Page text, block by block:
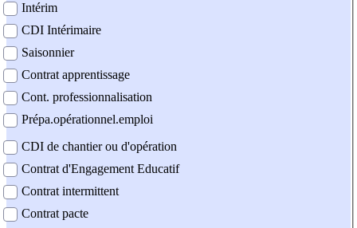
Intérim
CDI Intérimaire
Saisonnier
Contrat apprentissage
Cont. professionnalisation
Prépa.opérationnel.emploi
CDI de chantier ou d'opération
Contrat d'Engagement Educatif
Contrat intermittent
Contrat pacte